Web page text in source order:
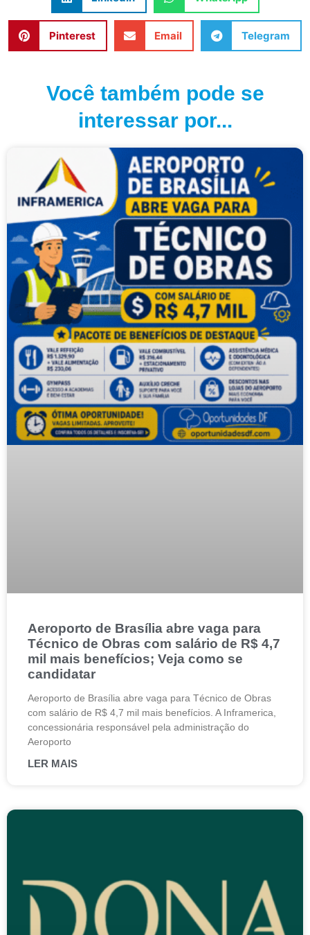
Pinterest Email Telegram
Você também pode se
interessar por...
Aeroporto de Brasília abre vaga para
Técnico de Obras com salário de R$ 4,7
mil mais benefícios; Veja como se
candidatar
Aeroporto de Brasília abre vaga para Técnico de Obras
com salário de R$ 4,7 mil mais benefícios. A Inframerica,
concessionária responsável pela administração do
Aeroporto
LER MAIS